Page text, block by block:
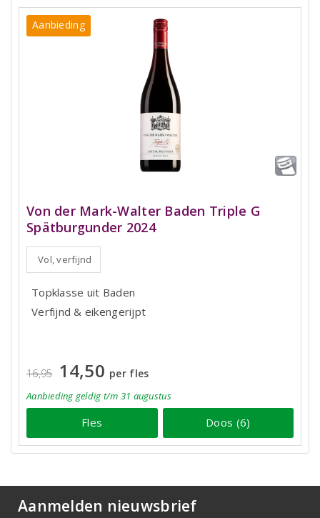
Aanbieding
Von der Mark-Walter Baden Triple G
Spätburgunder 2024
Vol, verfijnd
Topklasse uit Baden
Verfijnd & eikengerijpt
16,95 14,50 per fles
Aanbieding geldig t/m 31 augustus
Fles Doos (6)
Aanmelden nieuwsbrief